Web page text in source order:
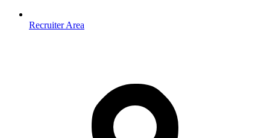
Recruiter Area